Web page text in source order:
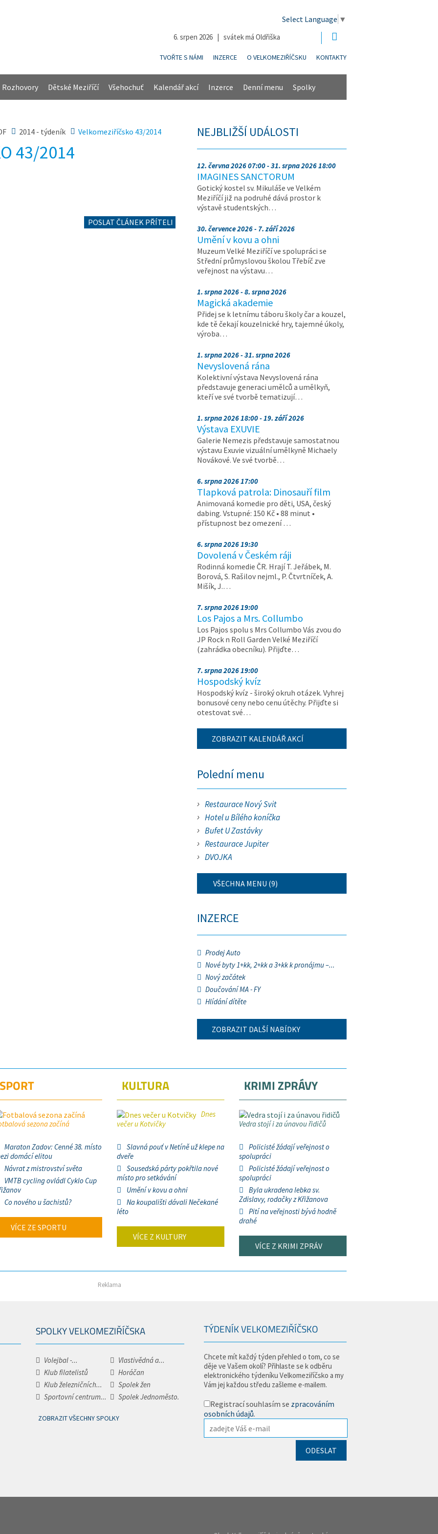
Select Language ▼
6. srpen 2026 | svátek má Oldřiška
TVOŘTE S NÁMI INZERCE O VELKOMEZIŘÍČSKU KONTAKTY
Rozhovory Dětské Meziříčí Všehochuť Kalendář akcí Inzerce Denní menu Spolky
2014 - týdeník Velkomeziříčsko 43/2014
43/2014
POSLAT ČLÁNEK PŘÍTELI
NEJBLIŽŠÍ UDÁLOSTI
12. června 2026 07:00 - 31. srpna 2026 18:00
IMAGINES SANCTORUM
Gotický kostel sv. Mikuláše ve Velkém
Meziříčí již na podruhé dává prostor k
výstavě studentských…
30. července 2026 - 7. září 2026
Umění v kovu a ohni
Muzeum Velké Meziříčí ve spolupráci se
Střední průmyslovou školou Třebíč zve
veřejnost na výstavu…
1. srpna 2026 - 8. srpna 2026
Magická akademie
Přidej se k letnímu táboru školy čar a kouzel,
kde tě čekají kouzelnické hry, tajemné úkoly,
výroba…
1. srpna 2026 - 31. srpna 2026
Nevyslovená rána
Kolektivní výstava Nevyslovená rána
představuje generaci umělců a umělkyň,
kteří ve své tvorbě tematizují…
1. srpna 2026 18:00 - 19. září 2026
Výstava EXUVIE
Galerie Nemezis představuje samostatnou
výstavu Exuvie vizuální umělkyně Michaely
Novákové. Ve své tvorbě…
6. srpna 2026 17:00
Tlapková patrola: Dinosauří film
Animovaná komedie pro děti, USA, český
dabing. Vstupné: 150 Kč • 88 minut •
přístupnost bez omezení …
6. srpna 2026 19:30
Dovolená v Českém ráji
Rodinná komedie ČR. Hrají T. Jeřábek, M.
Borová, S. Rašilov nejml., P. Čtvrtníček, A.
Mišík, J.…
7. srpna 2026 19:00
Los Pajos a Mrs. Collumbo
Los Pajos spolu s Mrs Collumbo Vás zvou do
JP Rock n Roll Garden Velké Meziříčí
(zahrádka obecníku). Přijďte…
7. srpna 2026 19:00
Hospodský kvíz
Hospodský kvíz - široký okruh otázek. Vyhrej
bonusové ceny nebo cenu útěchy. Přijďte si
otestovat své…
ZOBRAZIT KALENDÁŘ AKCÍ
Polední menu
Restaurace Nový Svit
Hotel u Bílého koníčka
Bufet U Zastávky
Restaurace Jupiter
DVOJKA
VŠECHNA MENU (9)
INZERCE
Prodej Auto
Nové byty 1+kk, 2+kk a 3+kk k pronájmu –...
Nový začátek
Doučování MA - FY
Hlídání dítěte
ZOBRAZIT DALŠÍ NABÍDKY
SPORT
sezona začíná
Maraton Zadov: Cenné 38. místo
domácí elitou
Návrat z mistrovství světa
VMTB cycling ovládl Cyklo Cup
Co nového u šachistů?
VÍCE ZE SPORTU
KULTURA
Dnes
večer u Kotvičky
Slavná pouť v Netíně už klepe na
dveře
Sousedská párty pokřtila nové
místo pro setkávání
Umění v kovu a ohni
Na koupališti dávali Nečekané
léto
VÍCE Z KULTURY
KRIMI ZPRÁVY
Vedra stojí i za únavou řidičů
Policisté žádají veřejnost o
spolupráci
Policisté žádají veřejnost o
spolupráci
Byla ukradena lebka sv.
Zdislavy, rodačky z Křižanova
Pití na veřejnosti bývá hodně
drahé
VÍCE Z KRIMI ZPRÁV
Reklama
SPOLKY VELKOMEZIŘÍČSKA
Volejbal -...
Vlastivědná a...
Klub filatelistů
Horáčan
Klub železničních...
Spolek žen
Sportovní centrum...
Spolek Jednoměsto.
ZOBRAZIT VŠECHNY SPOLKY
TÝDENÍK VELKOMEZIŘÍČSKO
Chcete mít každý týden přehled o tom, co se
děje ve Vašem okolí? Přihlaste se k odběru
elektronického týdeníku Velkomeziříčsko a my
Vám jej každou středu zašleme e-mailem.
Registrací souhlasím se zpracováním
osobních údajů.